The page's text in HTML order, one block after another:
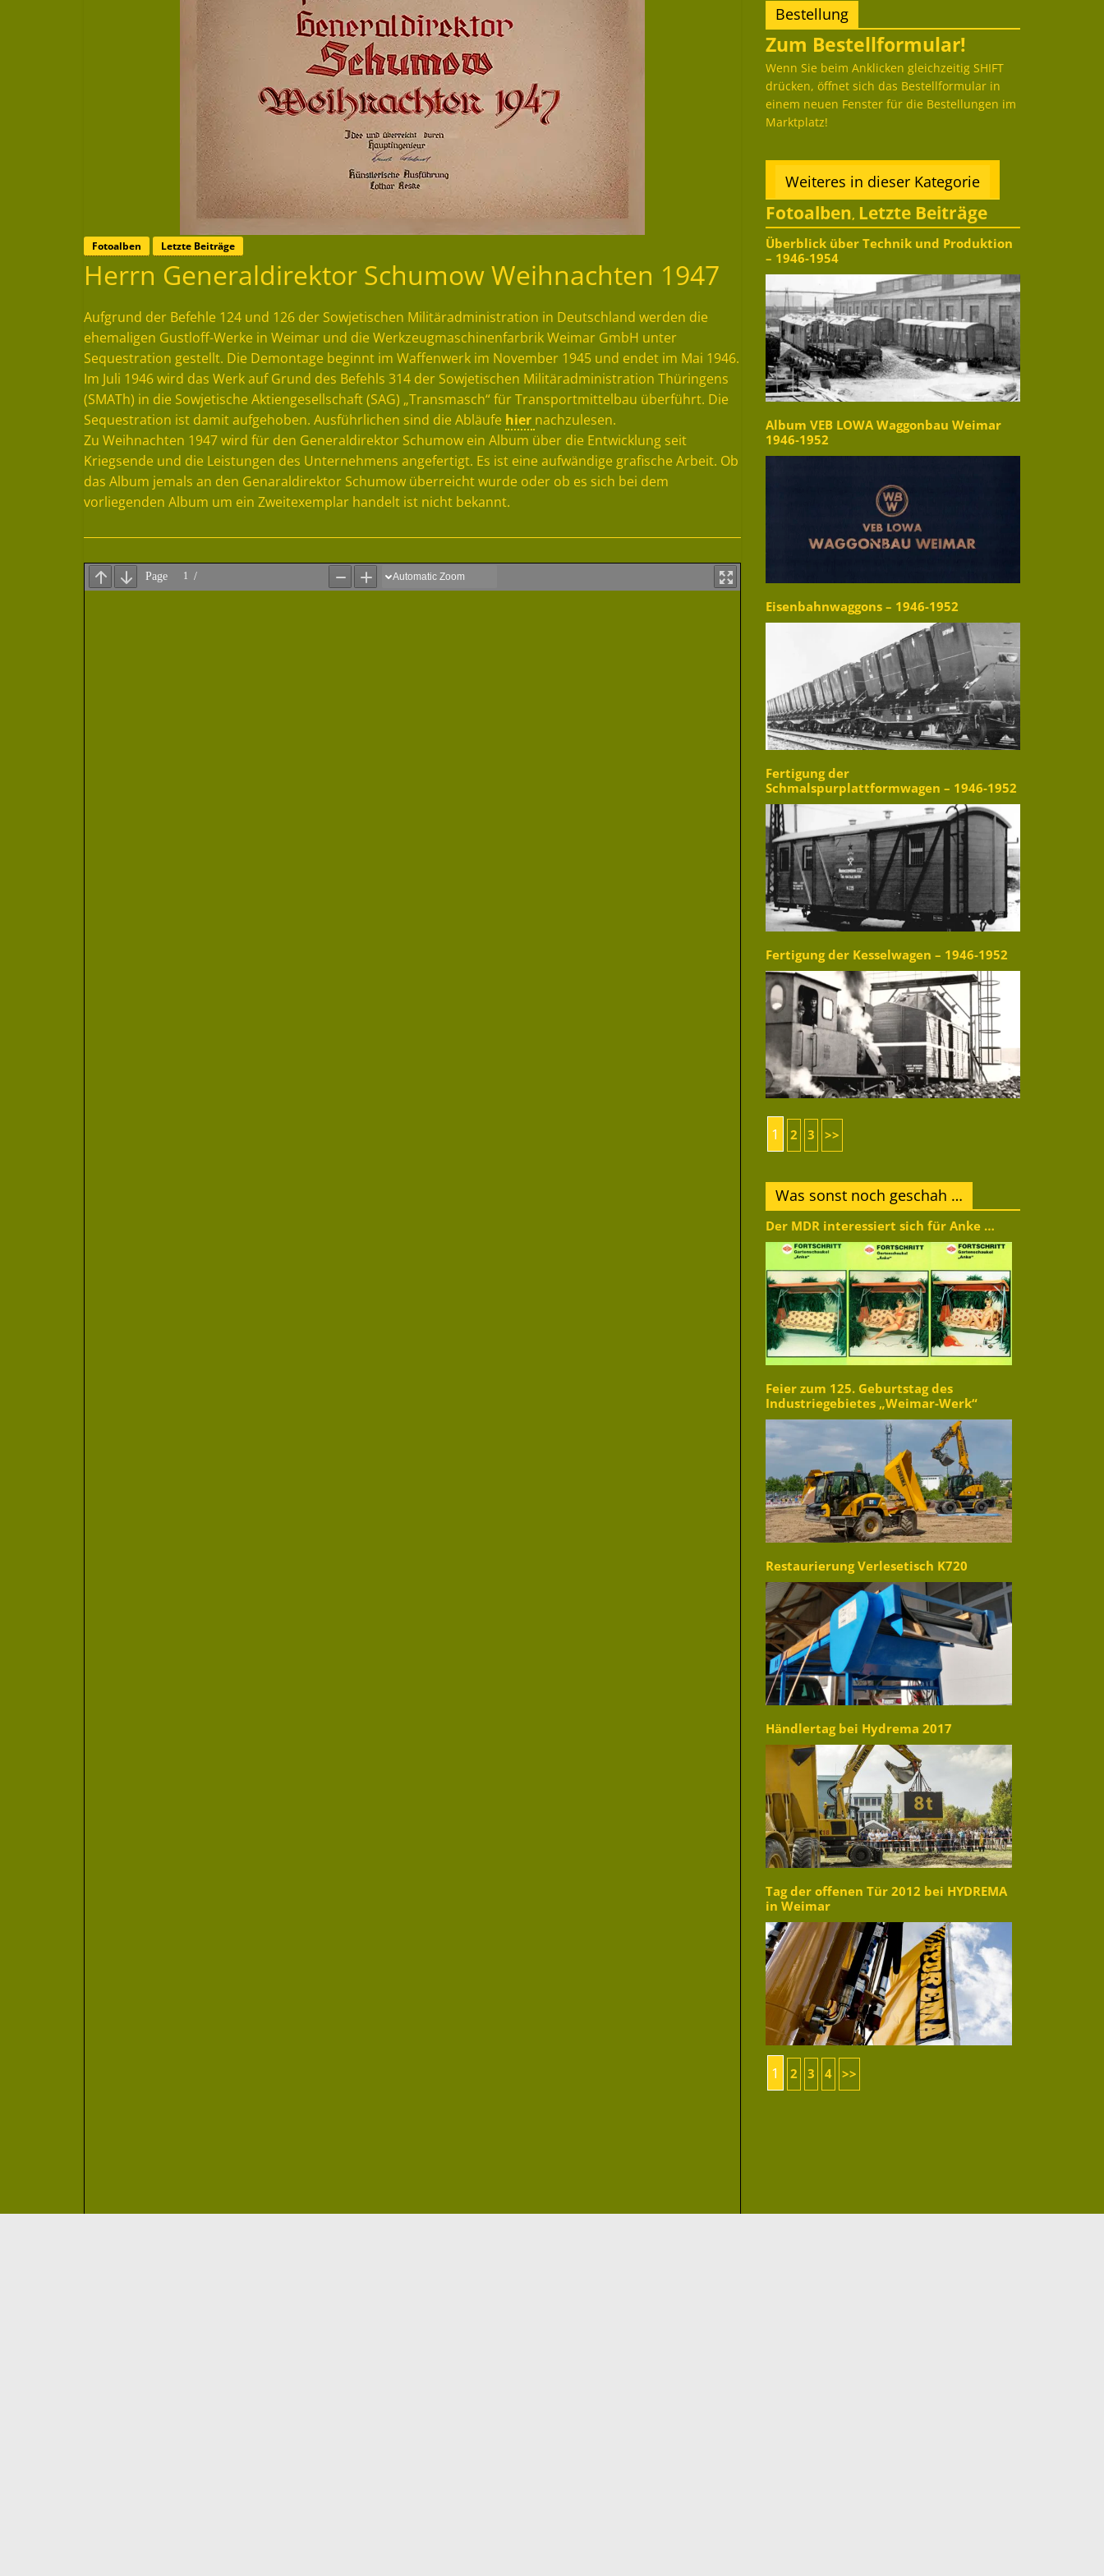
Fotoalben Letzte Beiträge
Herrn Generaldirektor Schumow Weihnachten 1947
Aufgrund der Befehle 124 und 126 der Sowjetischen Militäradministration in Deutschland werden die
ehemaligen Gustloff-Werke in Weimar und die Werkzeugmaschinenfarbrik Weimar GmbH unter
Sequestration gestellt. Die Demontage beginnt im Waffenwerk im November 1945 und endet im Mai 1946.
Im Juli 1946 wird das Werk auf Grund des Befehls 314 der Sowjetischen Militäradministration Thüringens
(SMATh) in die Sowjetische Aktiengesellschaft (SAG) „Transmasch“ für Transportmittelbau überführt. Die
Sequestration ist damit aufgehoben. Ausführlichen sind die Abläufe hier nachzulesen.
Zu Weihnachten 1947 wird für den Generaldirektor Schumow ein Album über die Entwicklung seit
Kriegsende und die Leistungen des Unternehmens angefertigt. Es ist eine aufwändige grafische Arbeit. Ob
das Album jemals an den Genaraldirektor Schumow überreicht wurde oder ob es sich bei dem
vorliegenden Album um ein Zweitexemplar handelt ist nicht bekannt.
Bestellung
Zum Bestellformular!
Wenn Sie beim Anklicken gleichzeitig SHIFT
drücken, öffnet sich das Bestellformular in
einem neuen Fenster für die Bestellungen im
Marktplatz!
Weiteres in dieser Kategorie
Fotoalben, Letzte Beiträge
Überblick über Technik und Produktion
– 1946-1954
Album VEB LOWA Waggonbau Weimar
1946-1952
Eisenbahnwaggons – 1946-1952
Fertigung der
Schmalspurplattformwagen – 1946-1952
Fertigung der Kesselwagen – 1946-1952
1 2 3 >>
Was sonst noch geschah …
Der MDR interessiert sich für Anke …
Feier zum 125. Geburtstag des
Industriegebietes „Weimar-Werk“
Restaurierung Verlesetisch K720
Händlertag bei Hydrema 2017
Tag der offenen Tür 2012 bei HYDREMA
in Weimar
1 2 3 4 >>